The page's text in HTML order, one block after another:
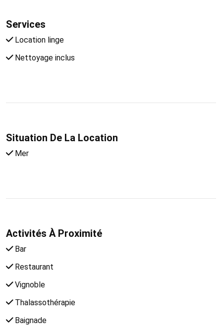
Services
Location linge
Nettoyage inclus
Situation De La Location
Mer
Activités À Proximité
Bar
Restaurant
Vignoble
Thalassothérapie
Baignade